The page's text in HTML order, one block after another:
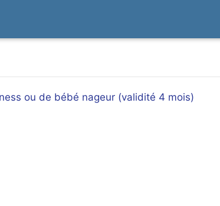
ou de bébé nageur (validité 4 mois)